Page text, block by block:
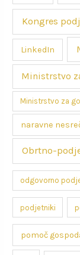
Kongres
LinkedIn
Ministrstvo
Ministrstvo za
naravne
Obrtno-
odgovorno
podjetniki
pomoč